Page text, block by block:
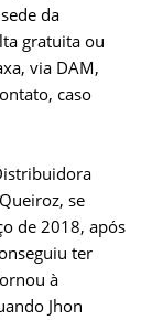
da
gratuita ou
via DAM,
caso
se
de 2018, após
ter
à
Jhon